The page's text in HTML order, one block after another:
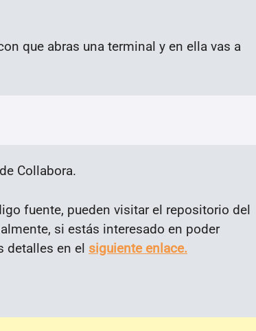
que abras una terminal y en ella vas a
Collabora.
fuente, pueden visitar el repositorio del
si estás interesado en poder
detalles en el siguiente enlace.